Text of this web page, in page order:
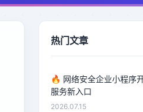
热门文章
🔥 网络安全企业小程序
服务新入口
2026.07.15